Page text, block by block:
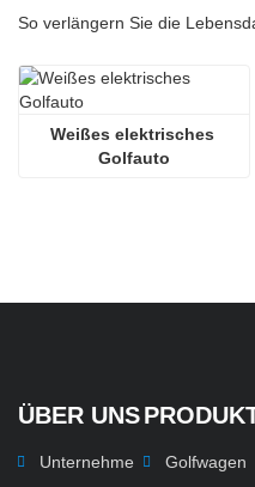
Weißes elektrisches
Golfauto
ÜBER UNS
Unternehme
Golfwagen